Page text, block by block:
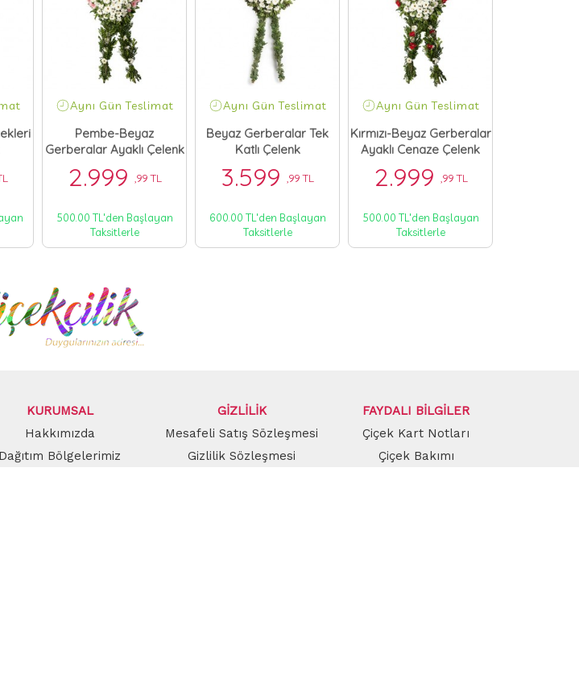
Aynı Gün Teslimat
Pembe-Beyaz
Gerberalar Ayaklı Çelenk
2.999 ,99 TL
500.00 TL'den Başlayan
Taksitlerle
Aynı Gün Teslimat
Beyaz Gerberalar Tek
Katlı Çelenk
3.599 ,99 TL
600.00 TL'den Başlayan
Taksitlerle
Aynı Gün Teslimat
Kırmızı-Beyaz Gerberalar
Ayaklı Cenaze Çelenk
2.999 ,99 TL
500.00 TL'den Başlayan
Taksitlerle
KURUMSAL
Hakkımızda
Dağıtım Bölgelerimiz
GİZLİLİK
Mesafeli Satış Sözleşmesi
Gizlilik Sözleşmesi
FAYDALI BİLGİLER
Çiçek Kart Notları
Çiçek Bakımı